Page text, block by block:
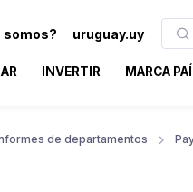
somos? uruguay.uy
INVERTIR MARCA
de departamentos